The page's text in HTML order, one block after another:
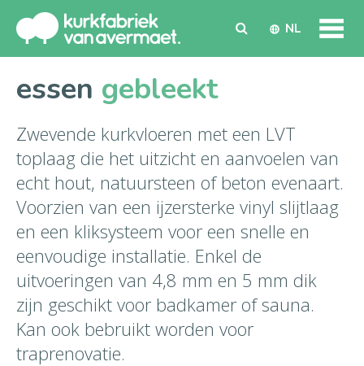
NL
essen gebleekt
Zwevende kurkvloeren met een LVT
toplaag die het uitzicht en aanvoelen van
echt hout, natuursteen of beton evenaart.
Voorzien van een ijzersterke vinyl slijtlaag
en een kliksysteem voor een snelle en
eenvoudige installatie. Enkel de
uitvoeringen van 4,8 mm en 5 mm dik
zijn geschikt voor badkamer of sauna.
Kan ook bebruikt worden voor
traprenovatie.